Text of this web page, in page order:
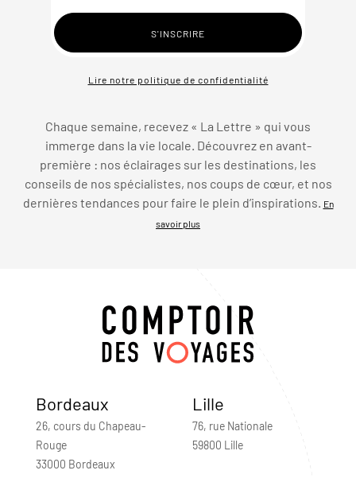
Lire notre politique de confidentialité
Chaque semaine, recevez « La Lettre » qui vous
immerge dans la vie locale. Découvrez en avant-
première : nos éclairages sur les destinations, les
conseils de nos spécialistes, nos coups de cœur, et nos
dernières tendances pour faire le plein d’inspirations.
En
savoir plus
Bordeaux
26, cours du Chapeau-
Rouge
33000 Bordeaux
Lille
76, rue Nationale
59800 Lille